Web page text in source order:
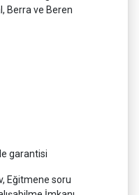
Berra ve Beren
garantisi
Eğitmene soru